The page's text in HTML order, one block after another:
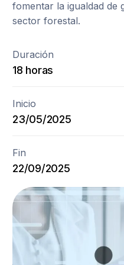
fomentar la igualdad de
sector forestal.
Duración
18 horas
Inicio
23/05/2025
Fin
22/09/2025